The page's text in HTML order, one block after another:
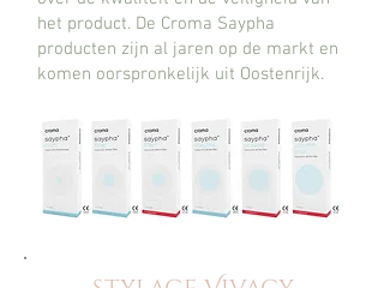
het product. De Croma Saypha
producten zijn al jaren op de markt en
komen oorspronkelijk uit Oostenrijk.